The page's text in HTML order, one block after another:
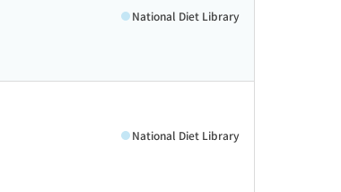
National Diet Library
National Diet Library